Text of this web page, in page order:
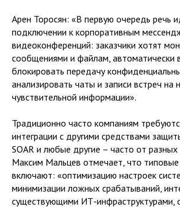
Арен Торосян: «В первую очередь речь
подключении к корпоративным
видеоконференций: заказчики хотят
сообщениями и файлам, автоматически
блокировать передачу
анализировать чаты и записи встреч на
чувствительной информации».
Традиционно часто компаниям
интеграции с другими средствами
SOAR и любые другие – часто от
Максим Мальцев отмечает, что
включают: «оптимизацию настроек
минимизации ложных срабатываний,
существующими ИТ-инфраструктурами,